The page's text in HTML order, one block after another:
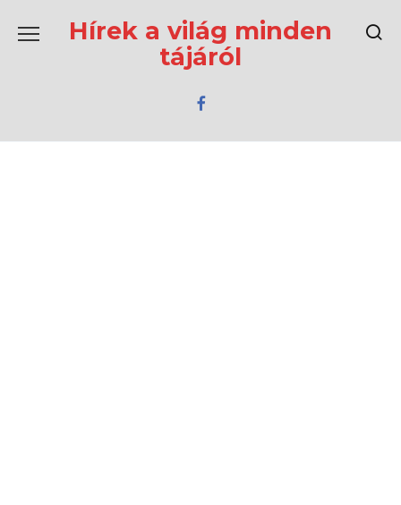
содержаниюHírek a világ minden
tájáról